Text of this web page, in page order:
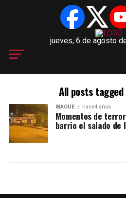
jueves, 6 de agosto
All posts
IBAGUÉ hace4 años
Momentos de
barrio el salado de